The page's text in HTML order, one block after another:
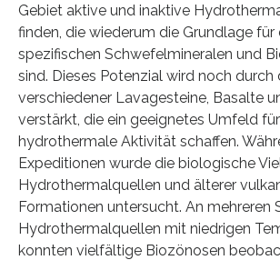
Gebiet aktive und inaktive
finden, die wiederum die Grundlage
spezifischen Schwefelmineralen und
sind. Dieses Potenzial wird noch durch
verschiedener Lavagesteine, Basalte
verstärkt, die ein geeignetes Umfeld
hydrothermale Aktivität schaffen.
Expeditionen wurde die biologische
Hydrothermalquellen und älterer
Formationen untersucht. An mehreren
Hydrothermalquellen mit niedrigen
konnten vielfältige Biozönosen